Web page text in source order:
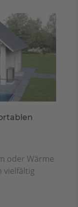
oder Wärme
vielfältig